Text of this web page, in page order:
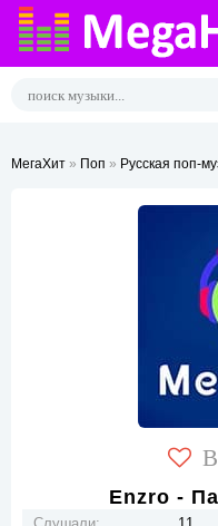
МегаХит » Поп » Русская поп-
Enzro -